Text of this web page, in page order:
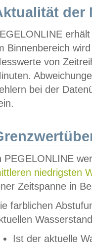
der
Binnenbereich
von
bei der
PEGELONLINE
niedrigsten
Zeitspanne in
farblichen
Ist der aktuelle